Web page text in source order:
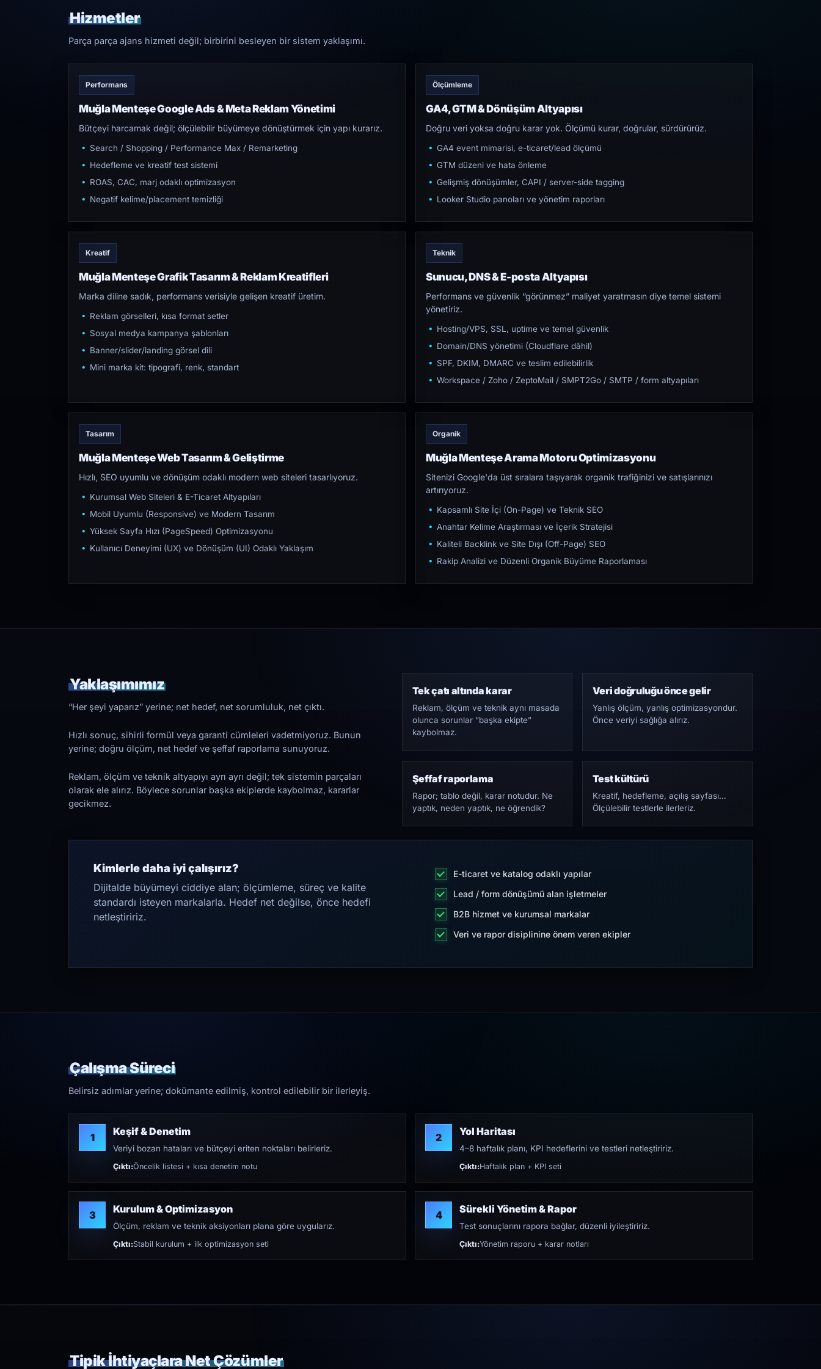
Hizmetler
Parça parça ajans hizmeti değil; birbirini besleyen bir sistem yaklaşımı.
Performans
Muğla Menteşe Google Ads & Meta Reklam Yönetimi
Bütçeyi harcamak değil; ölçülebilir büyümeye dönüştürmek için yapı kurarız.
Search / Shopping / Performance Max / Remarketing
Hedefleme ve kreatif test sistemi
ROAS, CAC, marj odaklı optimizasyon
Negatif kelime/placement temizliği
Ölçümleme
GA4, GTM & Dönüşüm Altyapısı
Doğru veri yoksa doğru karar yok. Ölçümü kurar, doğrular, sürdürürüz.
GA4 event mimarisi, e-ticaret/lead ölçümü
GTM düzeni ve hata önleme
Gelişmiş dönüşümler, CAPI / server-side tagging
Looker Studio panoları ve yönetim raporları
Kreatif
Muğla Menteşe Grafik Tasarım & Reklam Kreatifleri
Marka diline sadık, performans verisiyle gelişen kreatif üretim.
Reklam görselleri, kısa format setler
Sosyal medya kampanya şablonları
Banner/slider/landing görsel dili
Mini marka kit: tipografi, renk, standart
Teknik
Sunucu, DNS & E-posta Altyapısı
Performans ve güvenlik “görünmez” maliyet yaratmasın diye temel sistemi
yönetiriz.
Hosting/VPS, SSL, uptime ve temel güvenlik
Domain/DNS yönetimi (Cloudflare dâhil)
SPF, DKIM, DMARC ve teslim edilebilirlik
Workspace / Zoho / ZeptoMail / SMPT2Go / SMTP / form altyapıları
Tasarım
Muğla Menteşe Web Tasarım & Geliştirme
Hızlı, SEO uyumlu ve dönüşüm odaklı modern web siteleri tasarlıyoruz.
Kurumsal Web Siteleri & E-Ticaret Altyapıları
Mobil Uyumlu (Responsive) ve Modern Tasarım
Yüksek Sayfa Hızı (PageSpeed) Optimizasyonu
Kullanıcı Deneyimi (UX) ve Dönüşüm (UI) Odaklı Yaklaşım
Organik
Muğla Menteşe Arama Motoru Optimizasyonu
Sitenizi Google'da üst sıralara taşıyarak organik trafiğinizi ve satışlarınızı
artırıyoruz.
Kapsamlı Site İçi (On-Page) ve Teknik SEO
Anahtar Kelime Araştırması ve İçerik Stratejisi
Kaliteli Backlink ve Site Dışı (Off-Page) SEO
Rakip Analizi ve Düzenli Organik Büyüme Raporlaması
Yaklaşımımız
“Her şeyi yaparız” yerine; net hedef, net sorumluluk, net çıktı.
Hızlı sonuç, sihirli formül veya garanti cümleleri vadetmiyoruz. Bunun
yerine; doğru ölçüm, net hedef ve şeffaf raporlama sunuyoruz.
Reklam, ölçüm ve teknik altyapıyı ayrı ayrı değil; tek sistemin parçaları
olarak ele alırız. Böylece sorunlar başka ekiplerde kaybolmaz, kararlar
gecikmez.
Tek çatı altında karar
Reklam, ölçüm ve teknik aynı masada
olunca sorunlar “başka ekipte”
kaybolmaz.
Veri doğruluğu önce gelir
Yanlış ölçüm, yanlış optimizasyondur.
Önce veriyi sağlığa alırız.
Şeffaf raporlama
Rapor; tablo değil, karar notudur. Ne
yaptık, neden yaptık, ne öğrendik?
Test kültürü
Kreatif, hedefleme, açılış sayfası…
Ölçülebilir testlerle ilerleriz.
Kimlerle daha iyi çalışırız?
Dijitalde büyümeyi ciddiye alan; ölçümleme, süreç ve kalite
standardı isteyen markalarla. Hedef net değilse, önce hedefi
netleştiririz.
E-ticaret ve katalog odaklı yapılar
Lead / form dönüşümü alan işletmeler
B2B hizmet ve kurumsal markalar
Veri ve rapor disiplinine önem veren ekipler
Çalışma Süreci
Belirsiz adımlar yerine; dokümante edilmiş, kontrol edilebilir bir ilerleyiş.
1 Keşif & Denetim
Veriyi bozan hataları ve bütçeyi eriten noktaları belirleriz.
Çıktı:Öncelik listesi + kısa denetim notu
2 Yol Haritası
4–8 haftalık planı, KPI hedeflerini ve testleri netleştiririz.
Çıktı:Haftalık plan + KPI seti
3 Kurulum & Optimizasyon
Ölçüm, reklam ve teknik aksiyonları plana göre uygularız.
Çıktı:Stabil kurulum + ilk optimizasyon seti
4 Sürekli Yönetim & Rapor
Test sonuçlarını rapora bağlar, düzenli iyileştiririz.
Çıktı:Yönetim raporu + karar notları
Tipik İhtiyaçlara Net Çözümler